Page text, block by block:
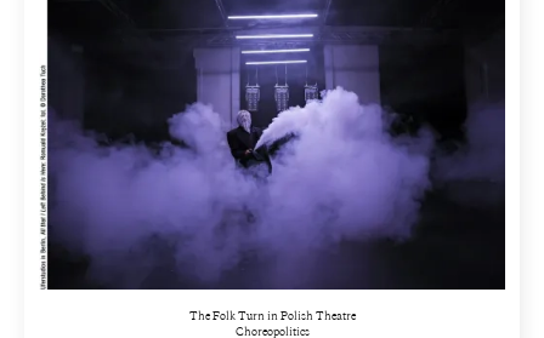
The Folk Turn in Polish Theatre
Choreopolitics